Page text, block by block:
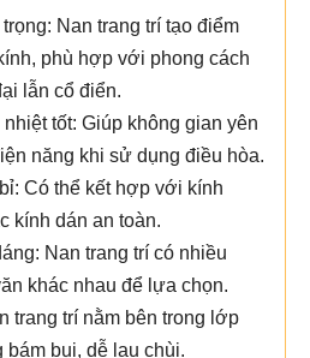
Nan trang trí tạo điểm
phù hợp với phong cách
lẫn cổ điển.
tốt: Giúp không gian yên
năng khi sử dụng điều hòa.
Có thể kết hợp với kính
kính dán an toàn.
Nan trang trí có nhiều
khác nhau để lựa chọn.
trang trí nằm bên trong lớp
bám bụi, dễ lau chùi.